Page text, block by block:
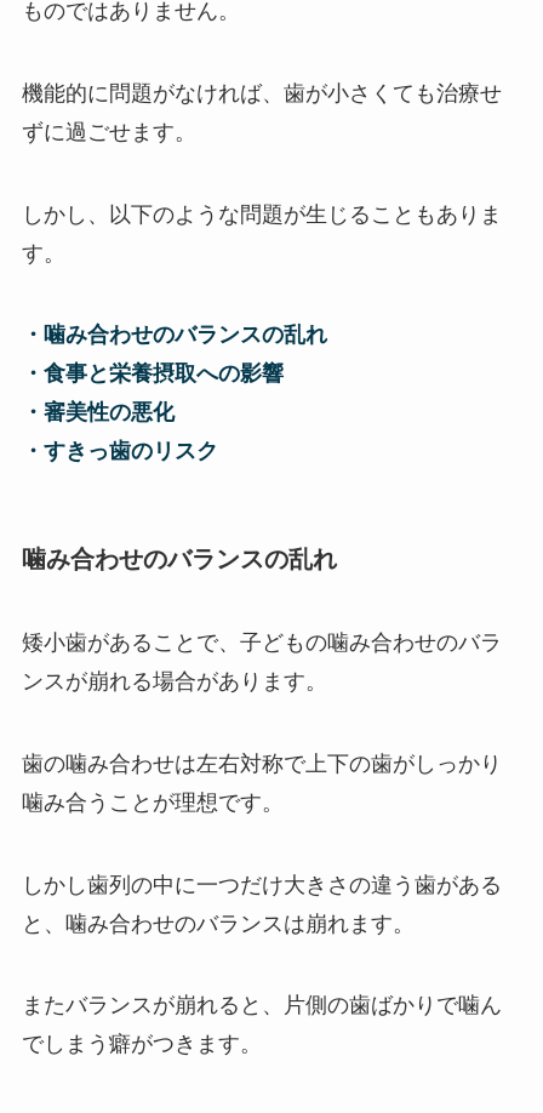
ものではありません。
機能的に問題がなければ、歯が小さくても治療せ
ずに過ごせます。
しかし、以下のような問題が生じることもありま
す。
・噛み合わせのバランスの乱れ
・食事と栄養摂取への影響
・審美性の悪化
・すきっ歯のリスク
噛み合わせのバランスの乱れ
矮小歯があることで、子どもの噛み合わせのバラ
ンスが崩れる場合があります。
歯の噛み合わせは左右対称で上下の歯がしっかり
噛み合うことが理想です。
しかし歯列の中に一つだけ大きさの違う歯がある
と、噛み合わせのバランスは崩れます。
またバランスが崩れると、片側の歯ばかりで噛ん
でしまう癖がつきます。